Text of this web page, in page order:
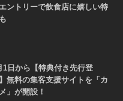
ントリーで飲食店に嬉しい特
1日から【特典付き先行登
無料の集客支援サイトを「カ
」が開設！